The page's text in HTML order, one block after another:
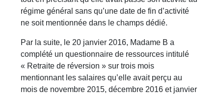
régime général sans qu’une date de fin d’activité
ne soit mentionnée dans le champs dédié.
Par la suite, le 20 janvier 2016, Madame B a
complété un questionnaire de ressources intitulé
« Retraite de réversion » sur trois mois
mentionnant les salaires qu’elle avait perçu au
mois de novembre 2015, décembre 2016 et janvier